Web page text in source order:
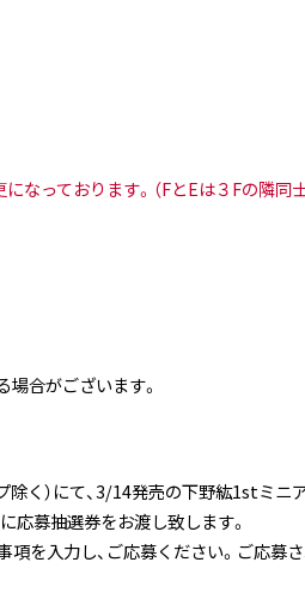
っております。（FとEは３Fの隣同士
合がございます。
く）にて、3/14発売の下野紘1stミニ
応募抽選券をお渡し致します。
項を入力し、ご応募ください。ご応募